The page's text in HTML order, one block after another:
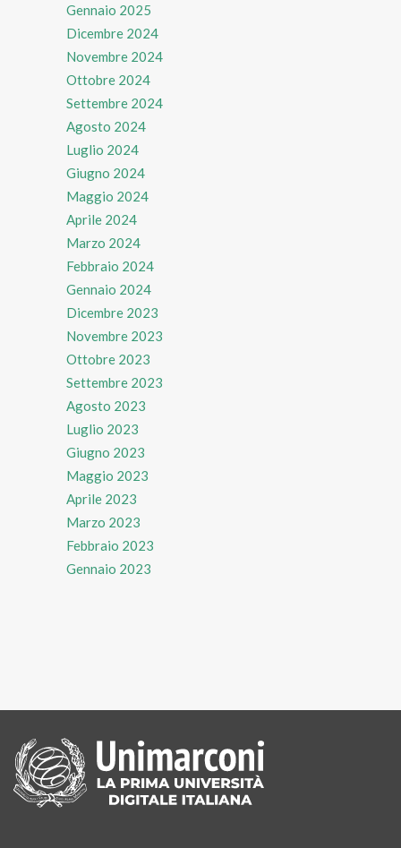
Gennaio 2025
Dicembre 2024
Novembre 2024
Ottobre 2024
Settembre 2024
Agosto 2024
Luglio 2024
Giugno 2024
Maggio 2024
Aprile 2024
Marzo 2024
Febbraio 2024
Gennaio 2024
Dicembre 2023
Novembre 2023
Ottobre 2023
Settembre 2023
Agosto 2023
Luglio 2023
Giugno 2023
Maggio 2023
Aprile 2023
Marzo 2023
Febbraio 2023
Gennaio 2023